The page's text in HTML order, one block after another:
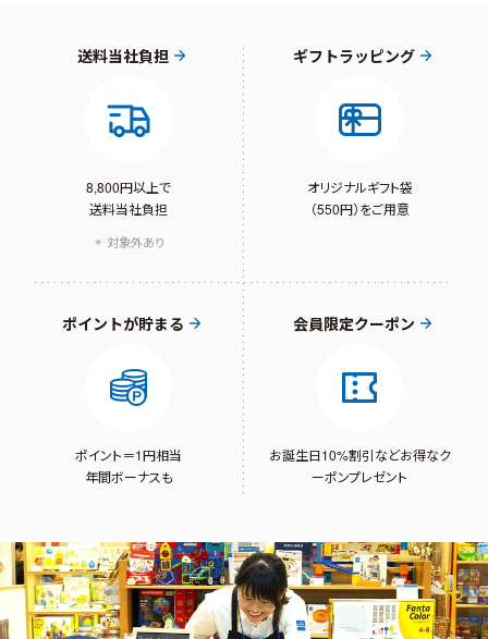
送料当社負担
8,800円以上で
送料当社負担
対象外あり
ギフトラッピング
オリジナルギフト袋
（550円）をご用意
ポイントが貯まる
ポイント＝1円相当
年間ボーナスも
会員限定クーポン
お誕生日10%割引などお得なク
ーポンプレゼント